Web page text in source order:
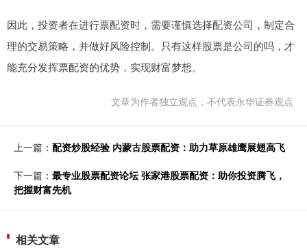
因此，投资者在进行票配资时，需要谨慎选择配资公司，制定合
理的交易策略，并做好风险控制。只有这样股票是公司的吗，才
能充分发挥票配资的优势，实现财富梦想。
文章为作者独立观点，不代表永华证券观点
上一篇： 配资炒股经验 内蒙古股票配资：助力草原雄鹰展翅高飞
下一篇： 最专业股票配资论坛 张家港股票配资：助你投资腾飞，
把握财富先机
相关文章